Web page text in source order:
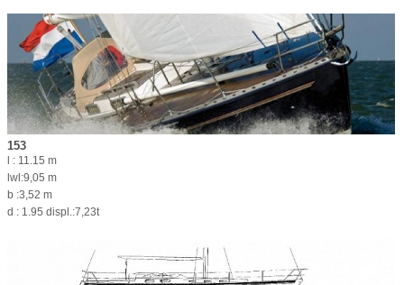
153
l : 11.15 m
lwl:9,05 m
b :3,52 m
d : 1.95 displ.:7,23t